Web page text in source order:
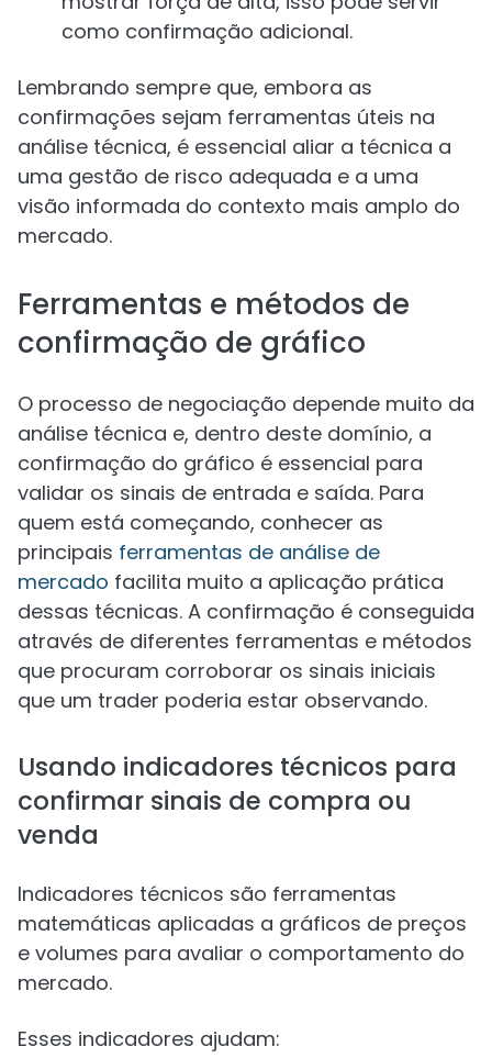
como confirmação adicional.
Lembrando sempre que, embora as
confirmações sejam ferramentas úteis na
análise técnica, é essencial aliar a técnica a
uma gestão de risco adequada e a uma
visão informada do contexto mais amplo do
mercado.
Ferramentas e métodos de
confirmação de gráfico
O processo de negociação depende muito da
análise técnica e, dentro deste domínio, a
confirmação do gráfico é essencial para
validar os sinais de entrada e saída. Para
quem está começando, conhecer as
principais ferramentas de análise de
mercado facilita muito a aplicação prática
dessas técnicas. A confirmação é conseguida
através de diferentes ferramentas e métodos
que procuram corroborar os sinais iniciais
que um trader poderia estar observando.
Usando indicadores técnicos para
confirmar sinais de compra ou
venda
Indicadores técnicos são ferramentas
matemáticas aplicadas a gráficos de preços
e volumes para avaliar o comportamento do
mercado.
Esses indicadores ajudam: